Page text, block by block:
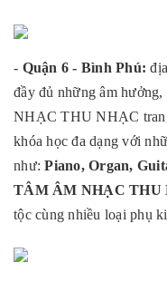
- Quận 6 - Bình Phú:địa
đầy đủ những âm
NHẠC THU NHẠC
khóa học đa dạng với
như: Piano, Organ,
TÂM ÂM NHẠC THU
tộc cùng nhiều loại phụ